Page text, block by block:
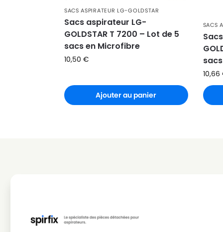
LG-GOLDSTAR
LG-GOLDSTAR PUNCH (Série)
LG-GOLDSTAR
LG-GOLDSTAR REY (Série)
LG-GOLDSTAR SER 4570
LG-GOLDSTAR SUPER PJG
LG-GOLDSTAR
LG-GOLDSTAR T 2700
LG-GOLDSTAR
SACS ASPIRATEUR LG-GOLDSTAR
Sacs aspirateur LG-
GOLDSTAR T 7200 – Lot de 5
sacs en Microfibre
10,50 €
Ajouter au panier
SACS
10,66